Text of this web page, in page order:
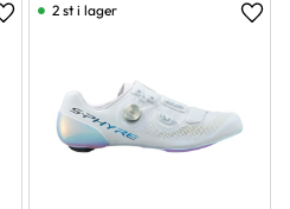
Lägg till i favoriter
2 st i lager